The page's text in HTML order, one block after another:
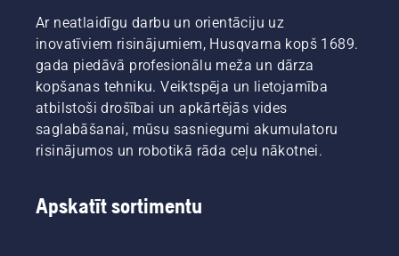
Noskatieties
šo īso
video
par to,
kā
uzasināt
un
uzturēt
zāles
Ar neatlaidīgu darbu un orientāciju uz
inovatīviem risinājumiem, Husqvarna kopš 1689.
gada piedāvā profesionālu meža un dārza
kopšanas tehniku. Veiktspēja un lietojamība
atbilstoši drošībai un apkārtējās vides
saglabāšanai, mūsu sasniegumi akumulatoru
risinājumos un robotikā rāda ceļu nākotnei.
Apskatīt sortimentu